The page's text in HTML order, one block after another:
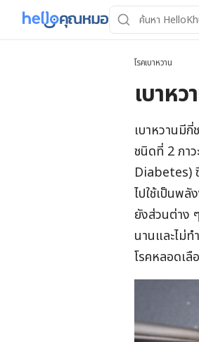
โรคเบาหวาน
เบาห
เบาหวานมี
ชนิดที่ 2 ภา
Diabetes)
ไปใช้เป็นพ
ยังส่วนต่าง
นานและไม่ท
โรคหลอดเลื